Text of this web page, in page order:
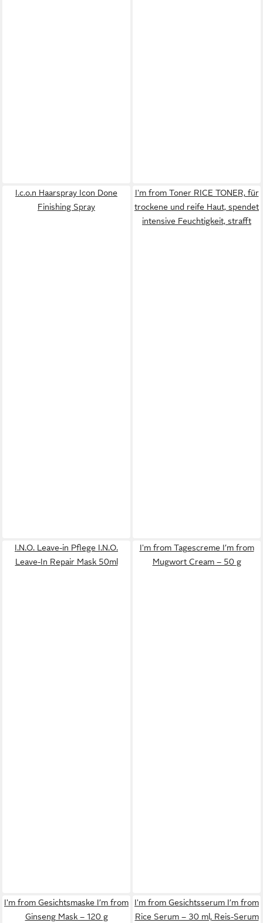
I.c.o.n Haarspray Icon Done
Finishing Spray
I'm from Toner RICE TONER, für
trockene und reife Haut, spendet
intensive Feuchtigkeit, strafft
I.N.O. Leave-in Pflege I.N.O.
Leave-In Repair Mask 50ml
I'm from Tagescreme I’m from
Mugwort Cream – 50 g
I'm from Gesichtsmaske I’m from
Ginseng Mask – 120 g
I'm from Gesichtsserum I’m from
Rice Serum – 30 ml, Reis-Serum